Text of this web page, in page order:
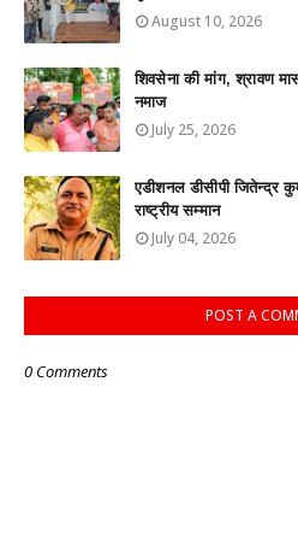
August 10, 2026
शिवसेना की मांग, श्रावण
नमाज
July 25, 2026
एडीशनल डीसीपी जितेन्द्र
राष्ट्रीय सम्मान
July 04, 2026
POST A
0 Comments